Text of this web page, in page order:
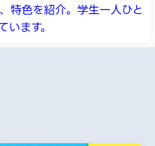
特色を紹介。学生一人ひと
ます。